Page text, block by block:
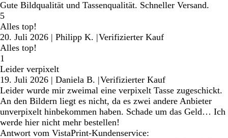
Gute Bildqualität und Tassenqualität. Schneller Versand.
5
Alles top!
20. Juli 2026 | Philipp K. |Verifizierter Kauf
Alles top!
1
Leider verpixelt
19. Juli 2026 | Daniela B. |Verifizierter Kauf
Leider wurde mir zweimal eine verpixelt Tasse zugeschickt.
An den Bildern liegt es nicht, da es zwei andere Anbieter
unverpixelt hinbekommen haben. Schade um das Geld… Ich
werde hier nicht mehr bestellen!
Antwort vom VistaPrint-Kundenservice: